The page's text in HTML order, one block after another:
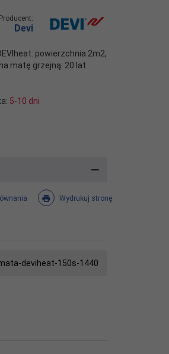
Producent:
Devi
powierzchnia 2m2,
matę grzejną: 20 lat.
5-10 dni
Wydrukuj stronę
deviheat-150s-1440